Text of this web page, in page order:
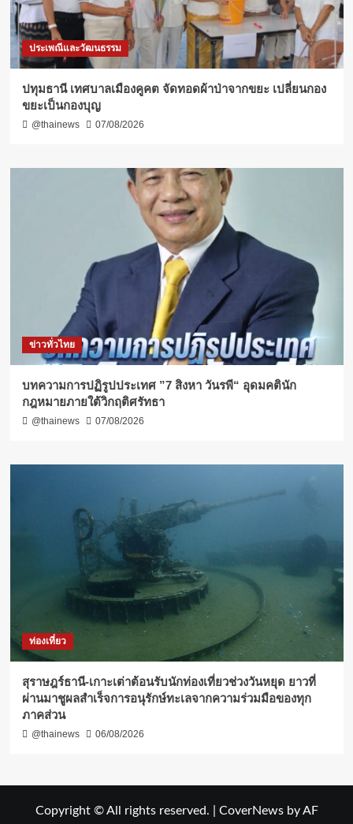
ประเพณีและวัฒนธรรม
ปทุมธานี เทศบาลเมืองคูคต จัดทอดผ้าป่าจากขยะ เปลี่ยนกอง
ขยะเป็นกองบุญ
@thainews 07/08/2026
ข่าวทั่วไทย
บทความการปฏิรูปประเทศ ”7 สิงหา วันรพี“ อุดมคตินัก
กฎหมายภายใต้วิกฤติศรัทธา
@thainews 07/08/2026
ท่องเที่ยว
สุราษฎร์ธานี-เกาะเต่าต้อนรับนักท่องเที่ยวช่วงวันหยุด ยาวที่
ผ่านมาชูผลสำเร็จการอนุรักษ์ทะเลจากความร่วมมือของทุก
ภาคส่วน
@thainews 06/08/2026
Copyright © All rights reserved. CoverNewsby AF